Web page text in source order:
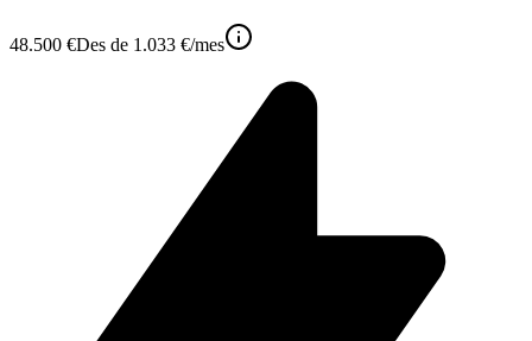
48.500 €Des de 1.033 €/mes